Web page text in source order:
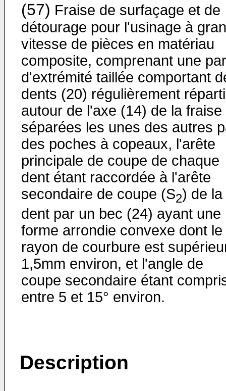
(57) Fraise de surfaçage et de
détourage pour l'usinage à
vitesse de pièces en matériau
composite, comprenant une
d'extrémité taillée comportant
dents (20) régulièrement
autour de l'axe (14) de la fraise
séparées les unes des autres
des poches à copeaux, l'arête
principale de coupe de chaque
dent étant raccordée à l'arête
secondaire de coupe (S2) de la
dent par un bec (24) ayant une
forme arrondie convexe dont le
rayon de courbure est
1,5mm environ, et l'angle de
coupe secondaire étant
entre 5 et 15° environ.
Description